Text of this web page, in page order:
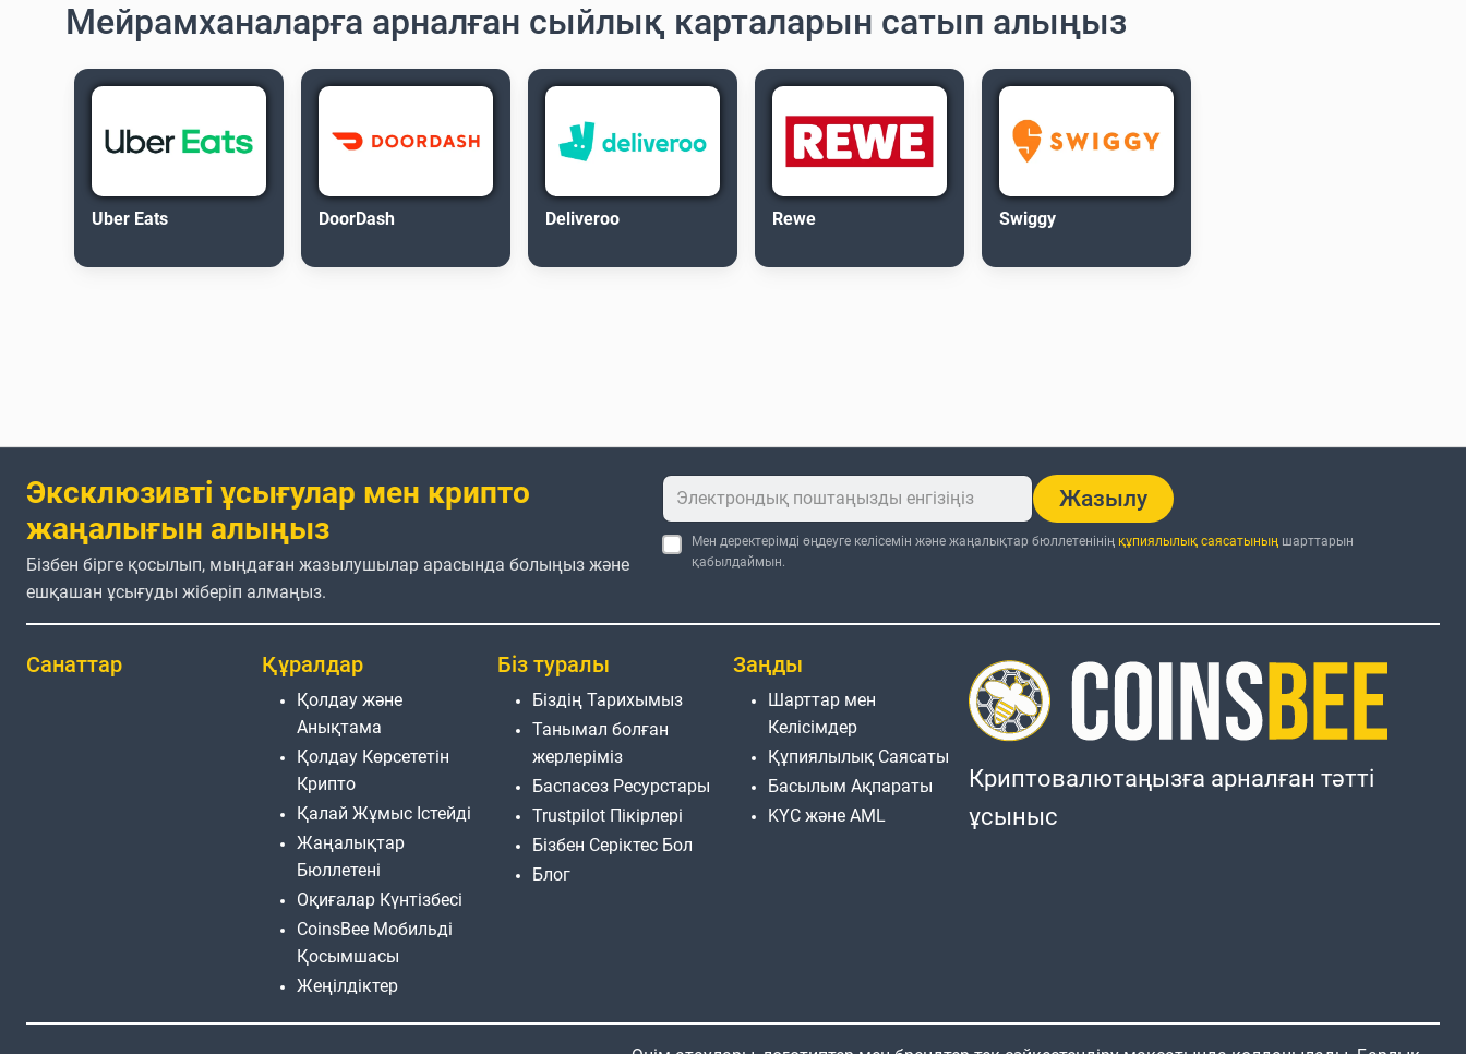
Мейрамханаларға арналған сыйлық карталарын сатып алыңыз
Uber Eats DoorDash Deliveroo Rewe Swiggy
Эксклюзивті ұсығулар мен крипто
жаңалығын алыңыз
Бізбен бірге қосылып, мыңдаған жазылушылар арасында болыңыз және
ешқашан ұсығуды жіберіп алмаңыз.
Жазылу
Мен деректерімді өңдеуге келісемін және жаңалықтар бюллетенінің құпиялылық саясатыныңшарттарын
қабылдаймын.
Санаттар Құралдар
Қолдау және
Анықтама
Қолдау Көрсететін
Крипто
Қалай Жұмыс Істейді
Жаңалықтар
Бюллетені
Оқиғалар Күнтізбесі
CoinsBee Мобильді
Қосымшасы
Жеңілдіктер
Біз туралы
Біздің Тарихымыз
Танымал болған
жерлеріміз
Баспасөз Ресурстары
Trustpilot Пікірлері
Бізбен Серіктес Бол
Блог
Заңды
Шарттар мен
Келісімдер
Құпиялылық Саясаты
Басылым Ақпараты
KYC және AML
Криптовалютаңызға арналған тәтті
ұсыныс